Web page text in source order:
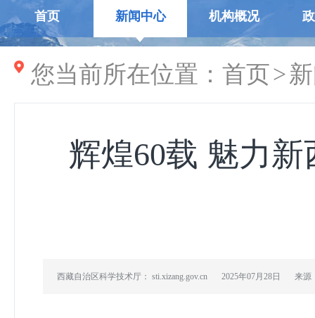
首页 新闻中心 机构概况
您当前所在位置： 首页>
辉煌60载 魅力
西藏自治区科学技术厅： sti.xizang.gov.cn 2025年07月28日 来源